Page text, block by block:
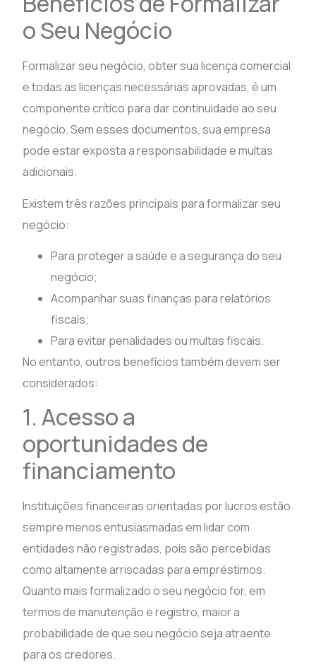
o Seu Negócio
Formalizar seu negócio, obter sua licença comercial
e todas as licenças necessárias aprovadas, é um
componente crítico para dar continuidade ao seu
negócio. Sem esses documentos, sua empresa
pode estar exposta a responsabilidade e multas
adicionais.
Existem três razões principais para formalizar seu
negócio:
Para proteger a saúde e a segurança do seu
negócio;
Acompanhar suas finanças para relatórios
fiscais;
Para evitar penalidades ou multas fiscais.
No entanto, outros benefícios também devem ser
considerados:
1. Acesso a
oportunidades de
financiamento
Instituições financeiras orientadas por lucros estão
sempre menos entusiasmadas em lidar com
entidades não registradas, pois são percebidas
como altamente arriscadas para empréstimos.
Quanto mais formalizado o seu negócio for, em
termos de manutenção e registro, maior a
probabilidade de que seu negócio seja atraente
para os credores.